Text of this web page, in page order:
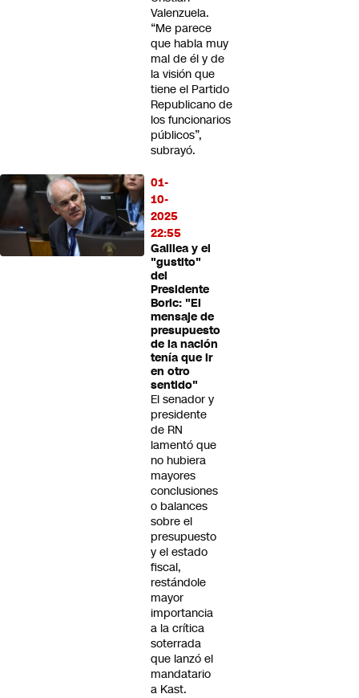
Valenzuela.
“Me parece
que habla muy
mal de él y de
la visión que
tiene el Partido
Republicano de
los funcionarios
públicos”,
subrayó.
01-
10-
2025
22:55
Galilea y el
"gustito"
del
Presidente
Boric: "El
mensaje de
presupuesto
de la nación
tenía que ir
en otro
sentido"
El senador y
presidente
de RN
lamentó que
no hubiera
mayores
conclusiones
o balances
sobre el
presupuesto
y el estado
fiscal,
restándole
mayor
importancia
a la crítica
soterrada
que lanzó el
mandatario
a Kast.